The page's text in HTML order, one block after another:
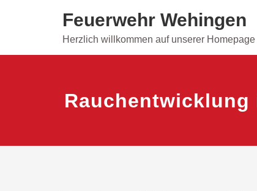
Feuerwehr Wehingen
Herzlich willkommen auf unserer Homepage
Rauchentwicklung